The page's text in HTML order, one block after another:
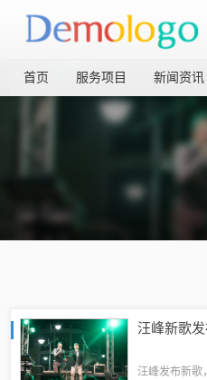
首页 服务项目 新闻资讯
汪峰新歌
汪峰发布新歌